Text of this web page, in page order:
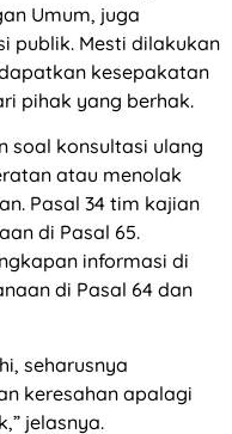
Umum, juga
publik. Mesti dilakukan
kesepakatan
pihak yang berhak.
soal konsultasi ulang
atau menolak
Pasal 34 tim kajian
di Pasal 65.
informasi di
di Pasal 64 dan
seharusnya
keresahan apalagi
jelasnya.